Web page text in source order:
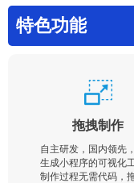
特色功能
拖拽制作
自主研发，国内领先
生成小程序的可视化
制作过程无需代码，